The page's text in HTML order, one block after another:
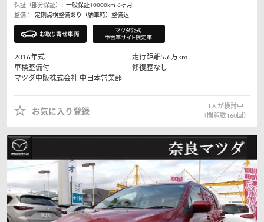
保証（部分保証）: 一般保証10000km 6ヶ月
整備：
定期点検整備あり（納車時）整備込
2016年式 走行距離5.6万km
車検整備付
修復歴なし
マツダ中販株式会社 中日本営業部
お気に入り登録
1 人が検討中
（閲覧数160回）